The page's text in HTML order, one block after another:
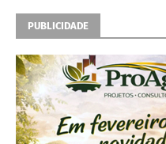
PUBLICIDADE